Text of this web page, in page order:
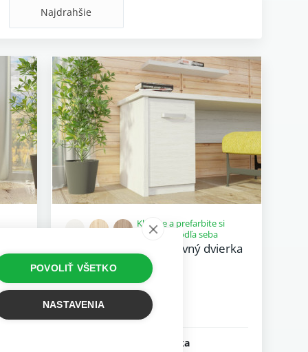
Najdrahšie
Kliknite a prefarbite si
výrobok podľa seba
Kontajner excelent pevný dvierka
ľavý
136,53 €
5 r. záruka
POVOLIŤ VŠETKO
NASTAVENIA